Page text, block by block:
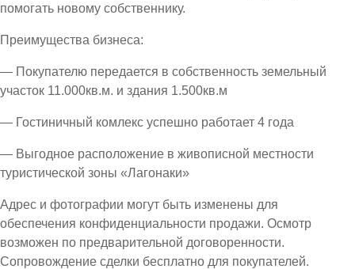
помогать новому собственнику.
Преимущества бизнеса:
— Покупателю передается в собственность земельный
участок 11.000кв.м. и здания 1.500кв.м
— Гостиничный комлекс успешно работает 4 года
— Выгодное расположение в живописной местности
туристической зоны «Лагонаки»
Адрес и фотографии могут быть изменены для
обеспечения конфиденциальности продажи. Осмотр
возможен по предварительной договоренности.
Сопровождение сделки бесплатно для покупателей.